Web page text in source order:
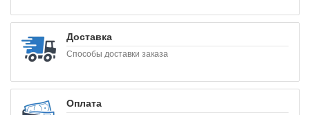
Доставка
Способы доставки заказа
Оплата